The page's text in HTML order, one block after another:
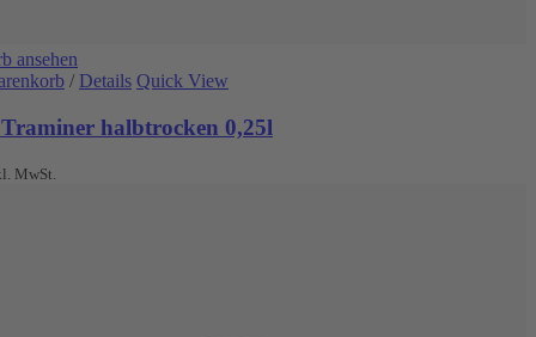
ansehen
/ Details Quick View
halbtrocken 0,25l
MwSt.